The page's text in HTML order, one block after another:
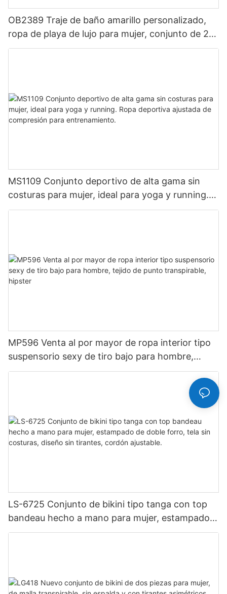
OB2389 Traje de baño amarillo personalizado,
ropa de playa de lujo para mujer, conjunto de 2
piezas, bikini, ropa de playa para mujer
MS1109 Conjunto deportivo de alta gama sin
costuras para mujer, ideal para yoga y running.
Ropa deportiva ajustada de compresión para
MP596 Venta al por mayor de ropa interior tipo
suspensorio sexy de tiro bajo para hombre,
tejido de punto transpirable, hipster
LS-6725 Conjunto de bikini tipo tanga con top
bandeau hecho a mano para mujer, estampado
de doble forro, tela sin costuras, diseño sin